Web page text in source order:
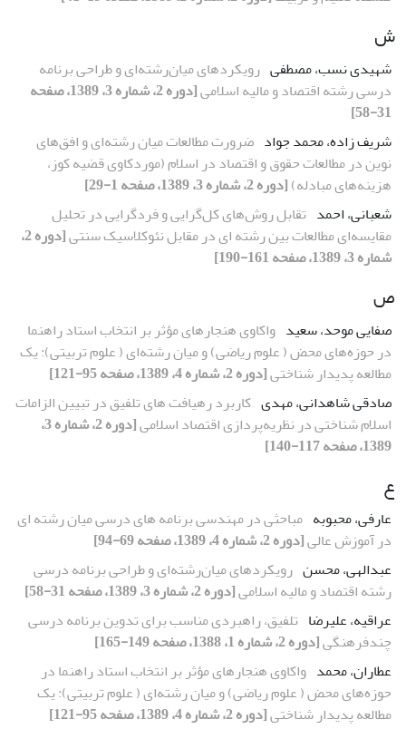
ش
شهیدی نسب، مصطفی رویکردهای میان‌رشته‌ای و طراحی برنامه
درسی رشته اقتصاد و مالیه اسلامی
[دوره 2، شماره 3، 1389، صفحه
31-58]
شریف زاده، محمد جواد ضرورت مطالعات میان رشته‌ای و افق‌های
نوین در مطالعات حقوق و اقتصاد در اسلام (موردکاوی قضیه کوز،
هزینه‌های مبادله)[دوره 2، شماره 3، 1389، صفحه 1-29]
شعبانی، احمد تقابل روش‌های کل‌گرایی و فردگرایی در تحلیل
مقایسه‌ای مطالعات بین رشته ای در مقابل نئوکلاسیک سنتی
[دوره 2،
شماره 3، 1389، صفحه 161-190]
ص
صفایی موحد، سعید واکاوی هنجارهای مؤثر بر انتخاب استاد راهنما
در حوزه‌های محض ( علوم ریاضی) و میان رشته‌ای ( علوم تربیتی): یک
مطالعه پدیدار شناختی[دوره 2، شماره 4، 1389، صفحه 95-121]
صادقی شاهدانی، مهدی کاربرد رهیافت های تلفیق در تبیین الزامات
اسلام شناختی در نظریه‌پردازی اقتصاد اسلامی
[دوره 2، شماره 3،
1389، صفحه 117-140]
ع
عارفی، محبوبه مباحثی در مهندسی برنامه های درسی میان رشته ای
در آموزش عالی[دوره 2، شماره 4، 1389، صفحه 69-94]
عبدالهی، محسن رویکردهای میان‌رشته‌ای و طراحی برنامه درسی
رشته اقتصاد و مالیه اسلامی[دوره 2، شماره 3، 1389، صفحه 31-58]
عراقیه، علیرضا تلفیق، راهبردى مناسب براى تدوین برنامه درسى
چندفرهنگى[دوره 2، شماره 1، 1388، صفحه 149-165]
عطاران، محمد واکاوی هنجارهای مؤثر بر انتخاب استاد راهنما در
حوزه‌های محض ( علوم ریاضی) و میان رشته‌ای ( علوم تربیتی): یک
مطالعه پدیدار شناختی[دوره 2، شماره 4، 1389، صفحه 95-121]